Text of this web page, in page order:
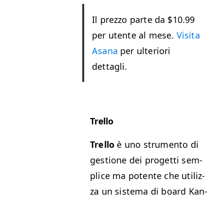
Il prez­zo parte da $10.99
per utente al mese. Visi­ta
Asana per ulte­ri­ori
dettagli.
Trel­lo
Trel­lo è uno stru­men­to di
ges­tione dei prog­et­ti sem­
plice ma potente che uti­liz­
za un sis­tema di board Kan­